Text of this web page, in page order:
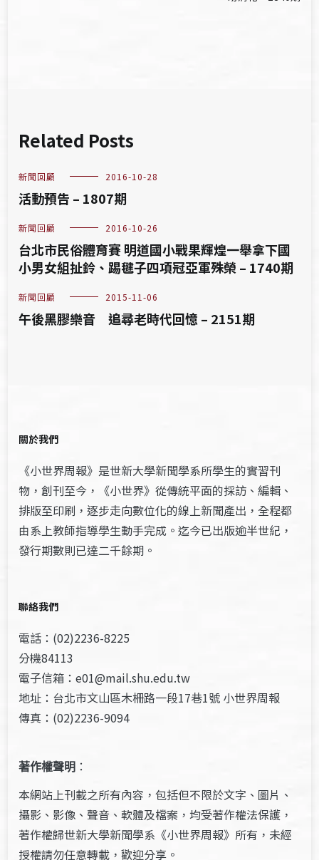
Related Posts
新聞回顧 2016-10-28
活動預告 – 1807期
新聞回顧 2016-10-26
台北市民俗體育賽 明道國小戰果輝煌一舉拿下國
小男女組扯鈴、踢毽子四項冠亞軍殊榮 – 1740期
新聞回顧 2015-11-06
午後黑膠樂音 追尋老時代回憶 – 2151期
關於我們
《小世界周報》是世新大學新聞學系所學生的實習刊
物，創刊至今，《小世界》從傳統平面的採訪、編輯、
排版至印刷，逐步走向數位化的線上新聞產出，全程都
由系上教師指導學生動手完成。迄今已出版逾半世紀，
發行期數則已達二千餘期。
聯絡我們
電話：(02)2236-8225
分機84113
電子信箱：e01@mail.shu.edu.tw
地址：台北市文山區木柵路一段17巷1號 小世界周報
傳真：(02)2236-9094
著作權聲明 ：
本網站上刊載之所有內容，包括但不限於文字、圖片、
攝影、影像、聲音、軟體及檔案，均受著作權法保護，
著作權歸世新大學新聞學系《小世界周報》所有，未經
授權請勿任意轉載，歡迎分享。